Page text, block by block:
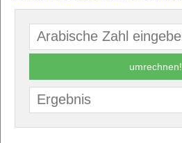
umrechnen!